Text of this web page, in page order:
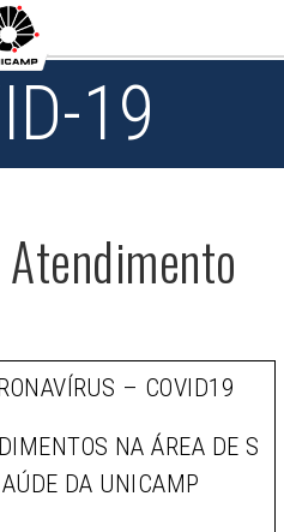
19
– COVID19
NA ÁREA DE S
AÚDE DA UNICAMP